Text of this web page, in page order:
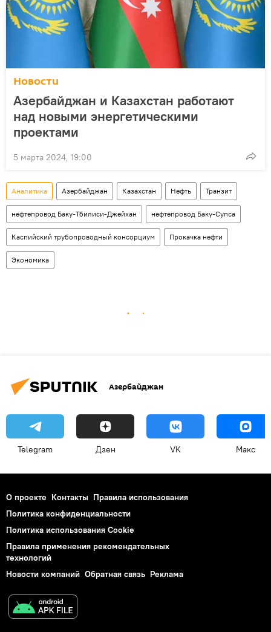
Новости
Азербайджан и Казахстан работают
над новыми энергетическими
проектами
5 марта 2024, 19:00
Аналитика Азербайджан Казахстан Нефть Транзит
нефтепровод Баку-Тбилиси-Джейхан нефтепровод Баку-Супса
Каспийский трубопроводный консорциум Прокачка нефти
Экономика
Азербайджан
Telegram Дзен VK Макс
О проекте Контакты Правила использования
Политика конфиденциальности
Политика использования Cookie
Правила применения рекомендательных
технологий
Новости компаний Обратная связь Реклама